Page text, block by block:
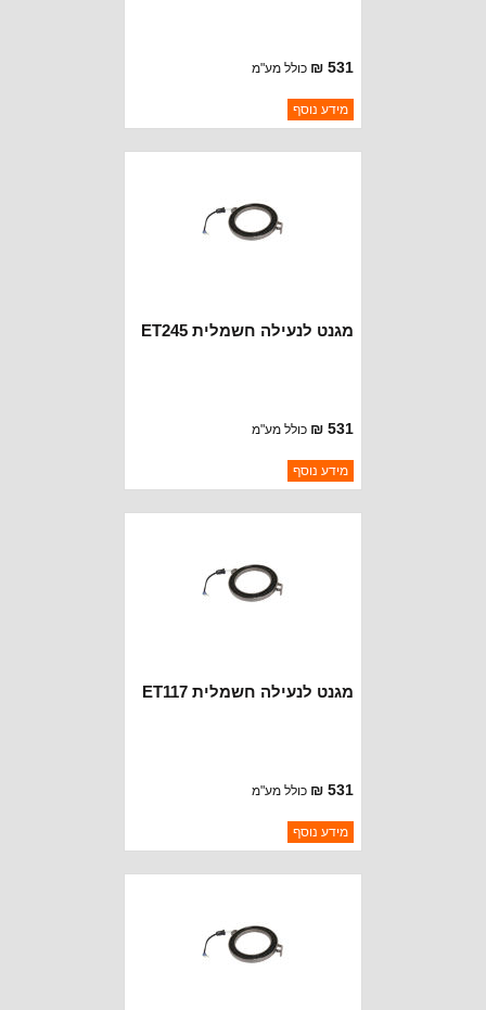
531 ₪ כולל מע"מ
ברקוד: ET244RING
יצרן:OAKMAN OFFROAD
מידע נוסף
מגנט לנעילה חשמלית ET245
531 ₪ כולל מע"מ
ברקוד: ET245RING
יצרן:OAKMAN OFFROAD
מידע נוסף
מגנט לנעילה חשמלית ET117
531 ₪ כולל מע"מ
ברקוד: ET117RING
יצרן:OAKMAN OFFROAD
מידע נוסף